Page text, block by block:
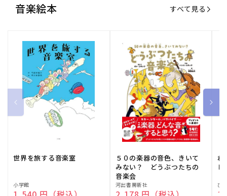
音楽絵本 すべて見る
世界を旅する音楽室
販
小学館
５０の楽器の音色、きいて
みない？ どうぶつたちの
音楽会
販
河出書房新社
ね
販ひ